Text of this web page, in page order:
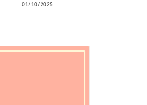
01/10/2025